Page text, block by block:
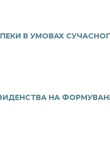
В УМОВАХ
НА